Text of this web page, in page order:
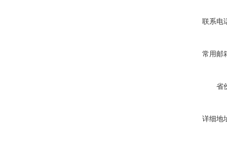
联系电
常用邮
省
详细地